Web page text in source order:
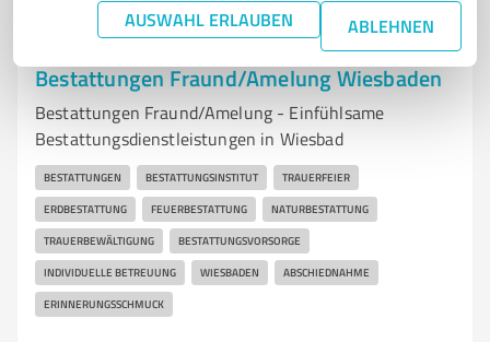
AUSWAHL ERLAUBEN ABLEHNEN
Bestattungen Fraund/Amelung Wiesbaden
Bestattungen Fraund/Amelung - Einfühlsame
Bestattungsdienstleistungen in Wiesbad
BESTATTUNGEN BESTATTUNGSINSTITUT TRAUERFEIER
ERDBESTATTUNG FEUERBESTATTUNG NATURBESTATTUNG
TRAUERBEWÄLTIGUNG BESTATTUNGSVORSORGE
INDIVIDUELLE BETREUUNG WIESBADEN ABSCHIEDNAHME
ERINNERUNGSSCHMUCK